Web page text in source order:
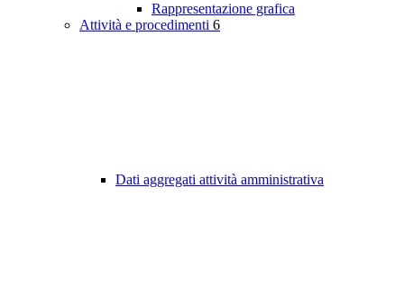
Rappresentazione grafica
Attività e procedimenti 6
Dati aggregati attività amministrativa